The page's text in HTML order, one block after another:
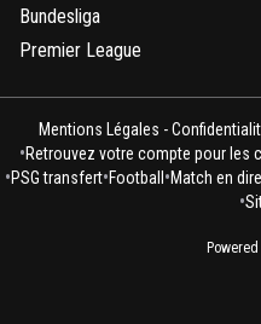
Bundesliga
Premier League
Mentions Légales -
•Retrouvez votre compte pour les
•PSG transfert•Football •Match en
•